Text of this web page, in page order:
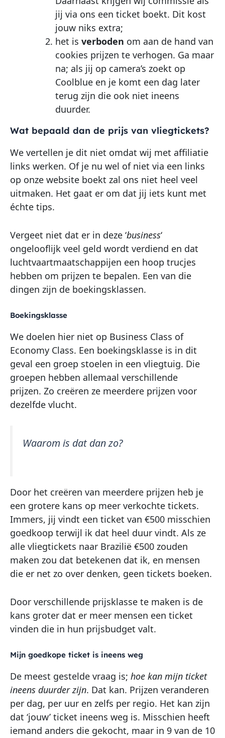
jij via ons een ticket boekt. Dit kost
jouw niks extra;
het is verboden om aan de hand van
cookies prijzen te verhogen. Ga maar
na; als jij op camera’s zoekt op
Coolblue en je komt een dag later
terug zijn die ook niet ineens
duurder.
Wat bepaald dan de prijs van vliegtickets?
We vertellen je dit niet omdat wij met affiliatie
links werken. Of je nu wel of niet via een links
op onze website boekt zal ons niet heel veel
uitmaken. Het gaat er om dat jij iets kunt met
échte tips.
Vergeet niet dat er in deze ‘business‘
ongelooflijk veel geld wordt verdiend en dat
luchtvaartmaatschappijen een hoop trucjes
hebben om prijzen te bepalen. Een van die
dingen zijn de boekingsklassen.
Boekingsklasse
We doelen hier niet op Business Class of
Economy Class. Een boekingsklasse is in dit
geval een groep stoelen in een vliegtuig. Die
groepen hebben allemaal verschillende
prijzen. Zo creëren ze meerdere prijzen voor
dezelfde vlucht.
Waarom is dat dan zo?
Door het creëren van meerdere prijzen heb je
een grotere kans op meer verkochte tickets.
Immers, jij vindt een ticket van €500 misschien
goedkoop terwijl ik dat heel duur vindt. Als ze
alle vliegtickets naar Brazilië €500 zouden
maken zou dat betekenen dat ik, en mensen
die er net zo over denken, geen tickets boeken.
Door verschillende prijsklasse te maken is de
kans groter dat er meer mensen een ticket
vinden die in hun prijsbudget valt.
Mijn goedkope ticket is ineens weg
De meest gestelde vraag is; hoe kan mijn ticket
ineens duurder zijn. Dat kan. Prijzen veranderen
per dag, per uur en zelfs per regio. Het kan zijn
dat ‘jouw’ ticket ineens weg is. Misschien heeft
iemand anders die gekocht, maar in 9 van de 10